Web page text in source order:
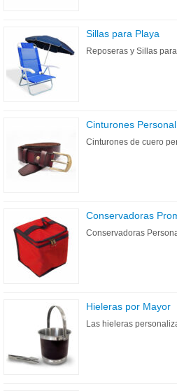
Sillas para Playa
Reposeras y Sillas
Cinturones
Cinturones de cuero
Conservadoras
Conservadoras
Hieleras por Mayor
Las hieleras